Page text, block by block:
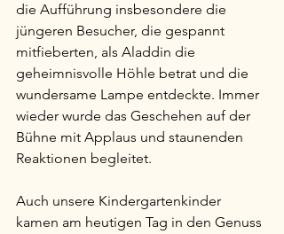
die Aufführung insbesondere die
jüngeren Besucher, die gespannt
mitfieberten, als Aladdin die
geheimnisvolle Höhle betrat und die
wundersame Lampe entdeckte. Immer
wieder wurde das Geschehen auf der
Bühne mit Applaus und staunenden
Reaktionen begleitet.
Auch unsere Kindergartenkinder
kamen am heutigen Tag in den Genuss